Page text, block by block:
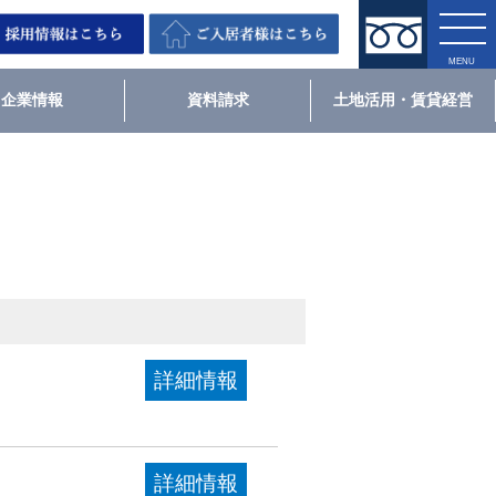
企業情報 資料請求 土地活用・賃貸経営
詳細情報
詳細情報